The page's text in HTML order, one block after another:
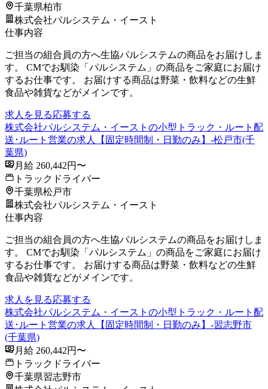
千葉県柏市
株式会社パルシステム・イースト
仕事内容
ご担当の組合員の方へ生協パルシステムの商品をお届けしま
す。 CMでお馴染「パルシステム」の商品をご家庭にお届け
するお仕事です。 お届けする商品は野菜・飲料などの生鮮
食品や雑貨などがメインです。
求人を見る応募する
株式会社パルシステム・イーストの小型トラック・ルート配
送･ルート営業の求人【固定時間制・日勤のみ】-松戸市(千
葉県)
月給 260,442円〜
トラックドライバー
千葉県松戸市
株式会社パルシステム・イースト
仕事内容
ご担当の組合員の方へ生協パルシステムの商品をお届けしま
す。 CMでお馴染「パルシステム」の商品をご家庭にお届け
するお仕事です。 お届けする商品は野菜・飲料などの生鮮
食品や雑貨などがメインです。
求人を見る応募する
株式会社パルシステム・イーストの小型トラック・ルート配
送･ルート営業の求人【固定時間制・日勤のみ】-習志野市
(千葉県)
月給 260,442円〜
トラックドライバー
千葉県習志野市